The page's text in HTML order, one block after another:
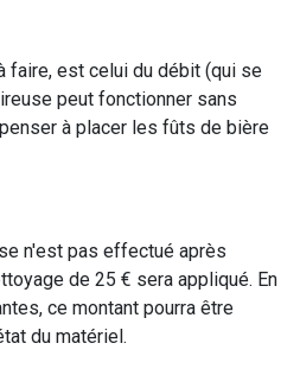
faire, est celui du débit (qui se
peut fonctionner sans
à placer les fûts de bière
n'est pas effectué après
de 25 € sera appliqué. En
ce montant pourra être
du matériel.